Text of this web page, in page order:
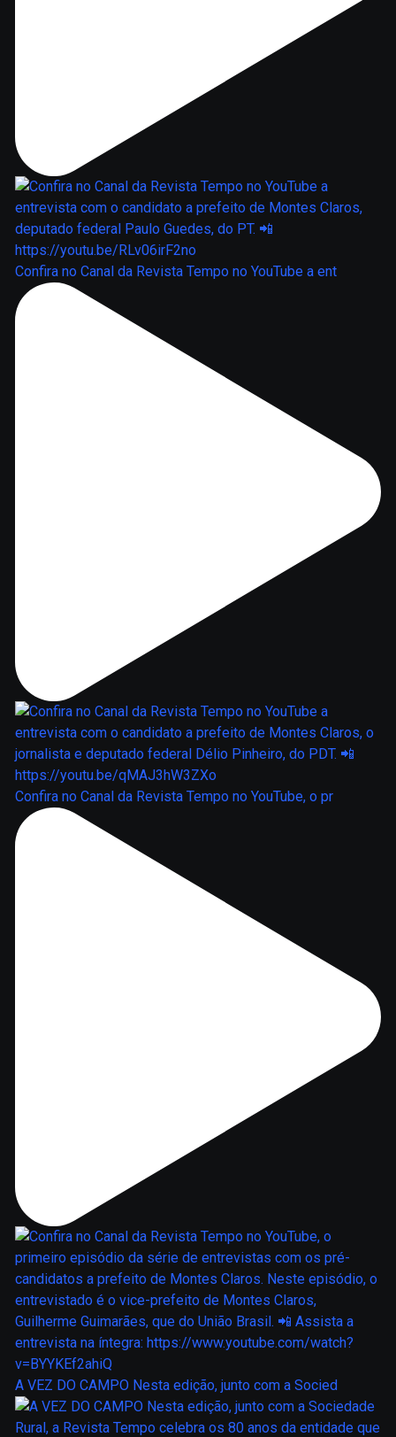
Confira no Canal da Revista Tempo no YouTube a ent
Confira no Canal da Revista Tempo no YouTube, o pr
A VEZ DO CAMPO Nesta edição, junto com a Socied